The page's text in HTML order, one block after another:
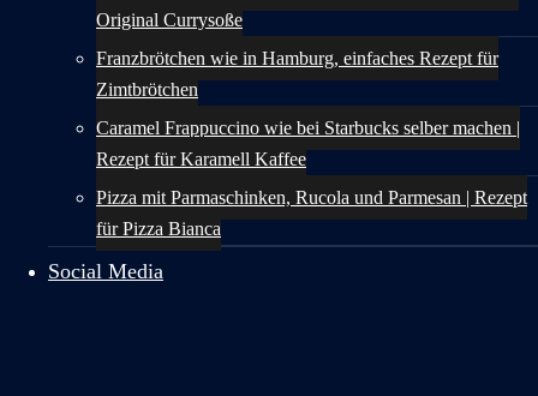
Original Currysoße
Franzbrötchen wie in Hamburg, einfaches Rezept für
Zimtbrötchen
Caramel Frappuccino wie bei Starbucks selber machen |
Rezept für Karamell Kaffee
Pizza mit Parmaschinken, Rucola und Parmesan | Rezept
für Pizza Bianca
Social Media